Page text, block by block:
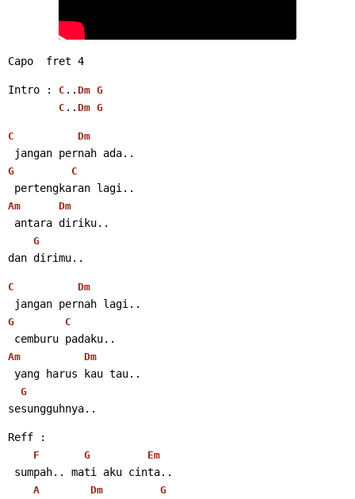
Capo  fret 4
Intro : C .. Dm G
C .. Dm G
C Dm
jangan pernah ada..
G C
pertengkaran lagi..
Am Dm
antara diriku..
G
dan dirimu..
C Dm
jangan pernah lagi..
G C
cemburu padaku..
Am Dm
yang harus kau tau..
G
sesungguhnya..
Reff :
F G Em
sumpah.. mati aku cinta..
A Dm G